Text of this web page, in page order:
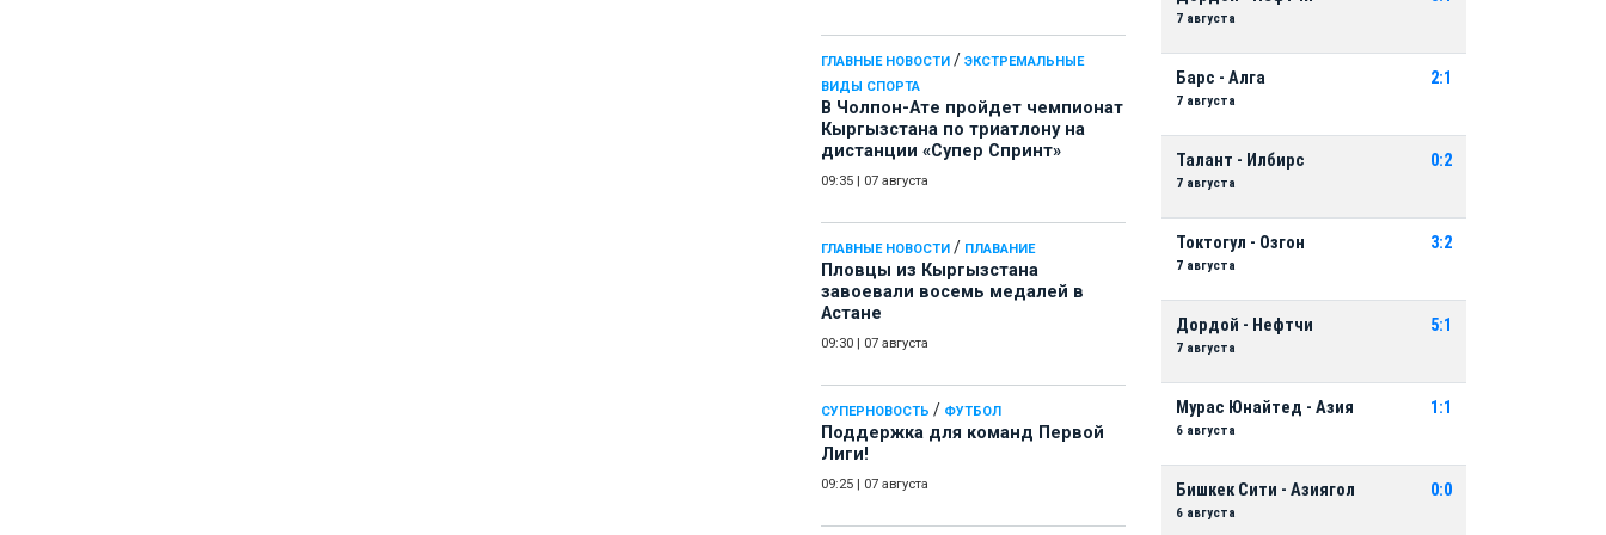
ГЛАВНЫЕ НОВОСТИ / ЭКСТРЕМАЛЬНЫЕ
ВИДЫ СПОРТА
В Чолпон-Ате пройдет чемпионат
Кыргызстана по триатлону на
дистанции «Супер Спринт»
09:35 07 августа
ГЛАВНЫЕ НОВОСТИ / ПЛАВАНИЕ
Пловцы из Кыргызстана
завоевали восемь медалей в
Астане
09:30 07 августа
СУПЕРНОВОСТЬ / ФУТБОЛ
Поддержка для команд Первой
Лиги!
09:25 07 августа
7 августа
Барс - Алга
7 августа
2:1
Талант - Илбирс
7 августа
0:2
Токтогул - Озгон
7 августа
3:2
Дордой - Нефтчи
7 августа
5:1
Мурас Юнайтед - Азия
6 августа
1:1
Бишкек Сити - Азиягол
6 августа
0:0